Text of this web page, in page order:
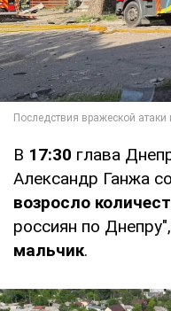
В 17:30 глава
Александр Ганжа
возросло
россиян по
мальчик.